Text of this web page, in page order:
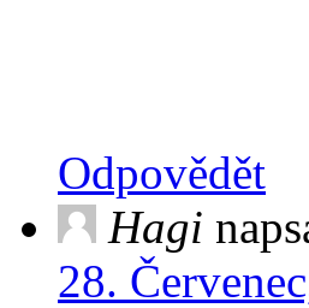
Odpovědět
Hagi
28.